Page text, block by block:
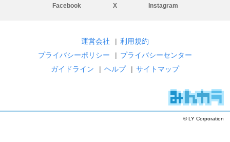
Facebook X Instagram
運営会社 | 利用規約
プライバシーポリシー
| プライバシーセンター
ガイドライン
| ヘルプ | サイトマップ
© LY Corporation